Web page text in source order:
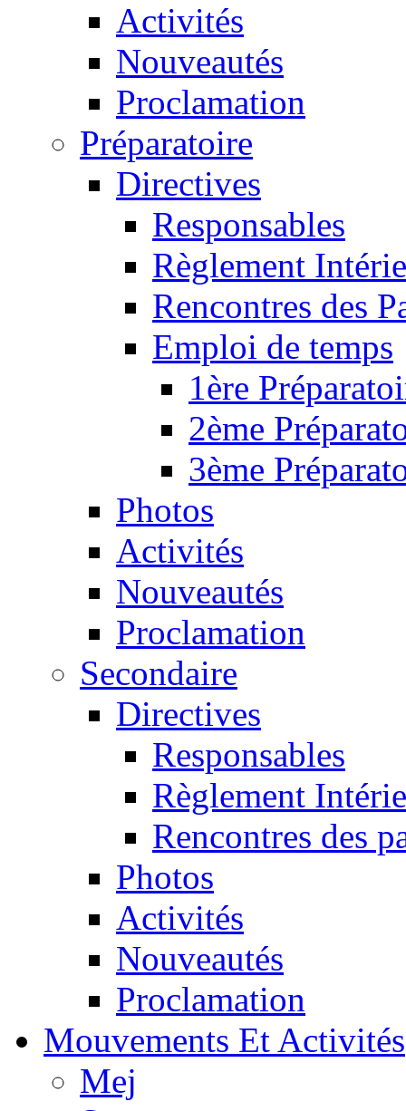
Activités
Nouveautés
Proclamation
Préparatoire
Directives
Responsables
Règlement
Rencontres des
Emploi de temps
1ère
2ème
3ème
Photos
Activités
Nouveautés
Proclamation
Secondaire
Directives
Responsables
Règlement
Rencontres des
Photos
Activités
Nouveautés
Proclamation
Mouvements Et Activités
Mej